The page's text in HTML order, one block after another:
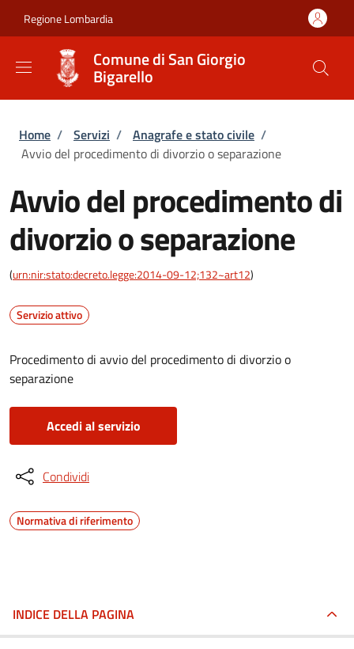
Regione Lombardia
Comune di San Giorgio
Bigarello
Briciole di pane
Home / Servizi / Anagrafe e stato civile /
Avvio del procedimento di divorzio o separazione
Avvio del procedimento di
divorzio o separazione
(urn:nir:stato:decreto.legge:2014-09-12;132~art12)
Servizio attivo
Procedimento di avvio del procedimento di divorzio o
separazione
Accedi al servizio
Condividi
Normativa di riferimento
INDICE DELLA PAGINA